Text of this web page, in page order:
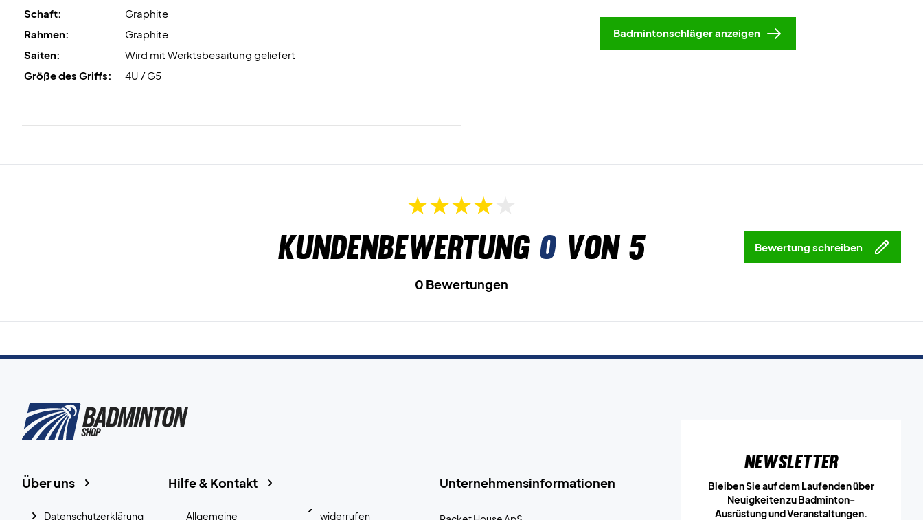
Schaft:
Graphite
Rahmen:
Graphite
Saiten:
Wird mit Werktsbesaitung geliefert
Größe des Griffs:
4U / G5
Badmintonschläger anzeigen
Kundenbewertung 0von 5 Bewertung schreiben
0 Bewertungen
Unternehmensinformationen
Hilfe & Kontakt
Allgemeine widerrufen
Über uns
Datenschutzerklärung
Newsletter
Bleiben Sie auf dem Laufenden über
Neuigkeiten zu Badminton-
Ausrüstung und Veranstaltungen.